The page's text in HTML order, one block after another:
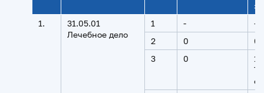
1.
31.05.01
Лечебное дело
1 -
-
2
0
0
3
0
1